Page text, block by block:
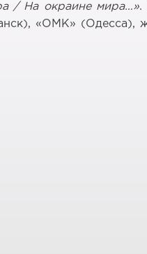
/ На окраине мира…».
«ОМК» (Одесса),